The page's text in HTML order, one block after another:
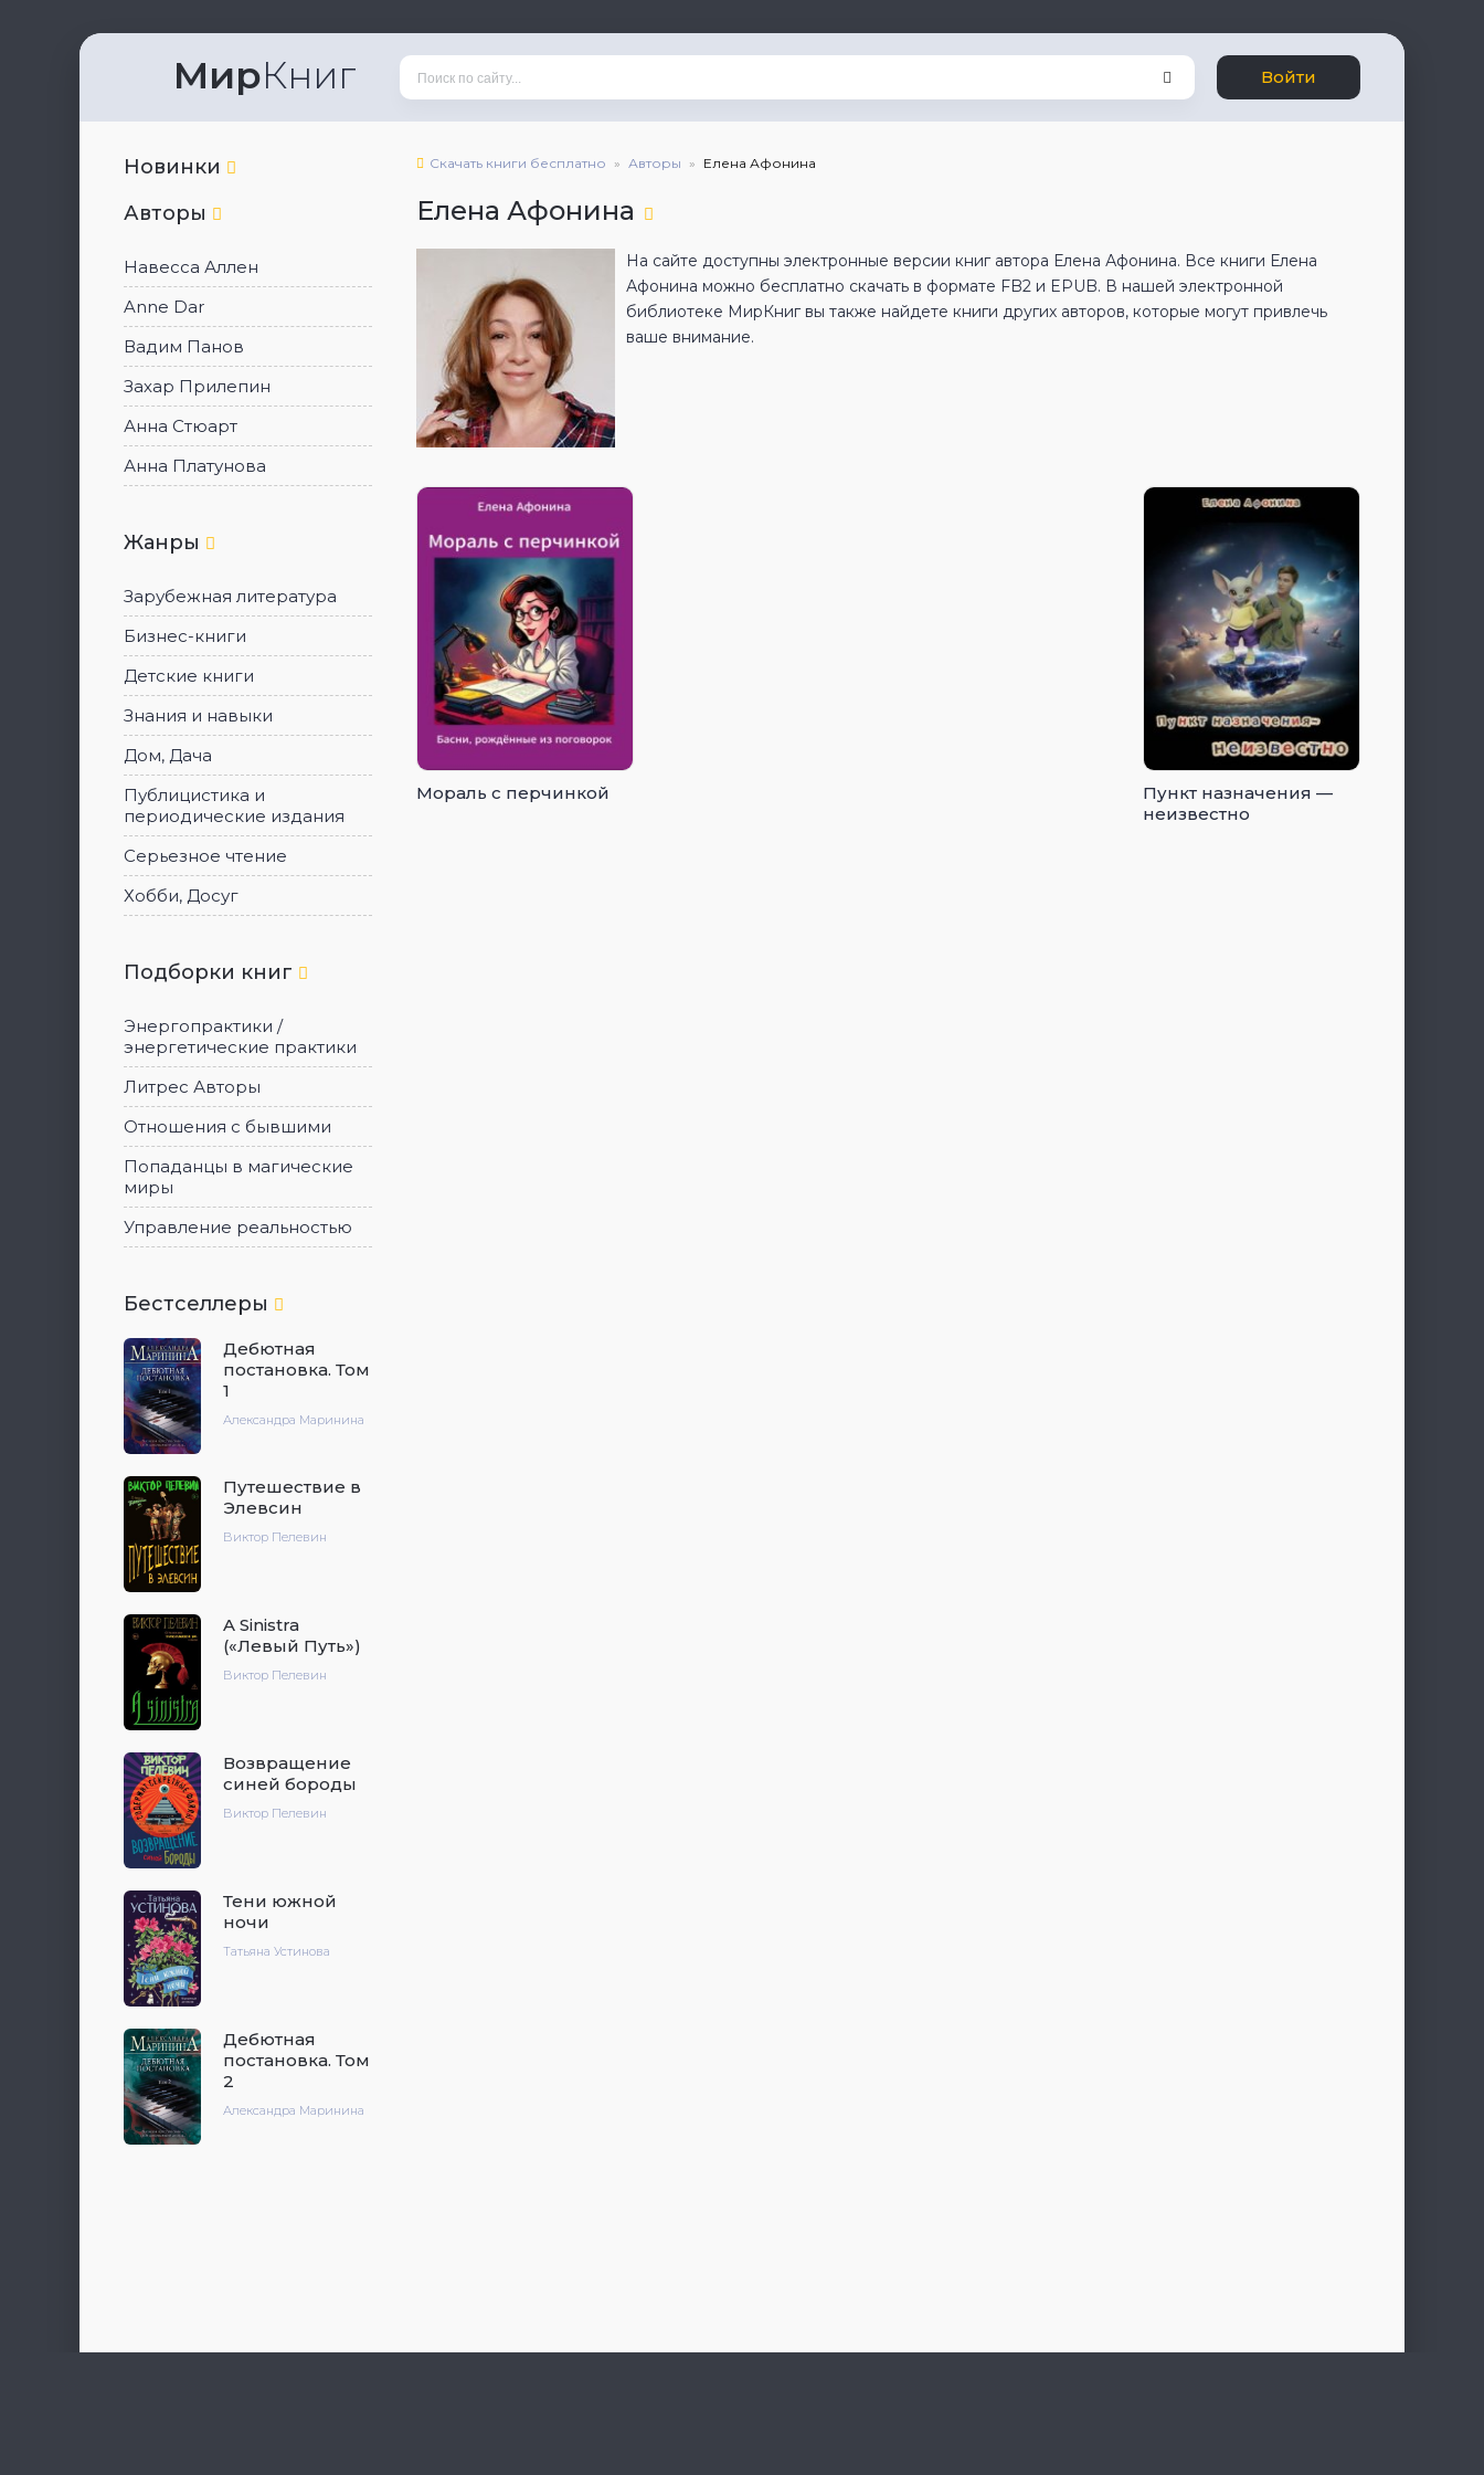
МирКниг Войти
Новинки
Авторы
Навесса Аллен
Anne Dar
Вадим Панов
Захар Прилепин
Анна Стюарт
Анна Платунова
Жанры
Зарубежная литература
Бизнес-книги
Детские книги
Знания и навыки
Дом, Дача
Публицистика и
периодические издания
Серьезное чтение
Хобби, Досуг
Подборки книг
Энергопрактики /
энергетические практики
Литрес Авторы
Отношения с бывшими
Попаданцы в магические
миры
Управление реальностью
Бестселлеры
Дебютная
постановка. Том
1
Александра Маринина
Путешествие в
Элевсин
Виктор Пелевин
A Sinistra
(«Левый Путь»)
Виктор Пелевин
Возвращение
синей бороды
Виктор Пелевин
Тени южной
ночи
Татьяна Устинова
Дебютная
постановка. Том
2
Александра Маринина
Скачать книги бесплатно Авторы Елена Афонина
Елена Афонина
На сайте доступны электронные версии книг автора Елена Афонина. Все книги Елена
Афонина можно бесплатно скачать в формате FB2 и EPUB. В нашей электронной
библиотеке МирКниг вы также найдете книги других авторов, которые могут привлечь
ваше внимание.
Мораль с перчинкой
Пункт назначения —
неизвестно